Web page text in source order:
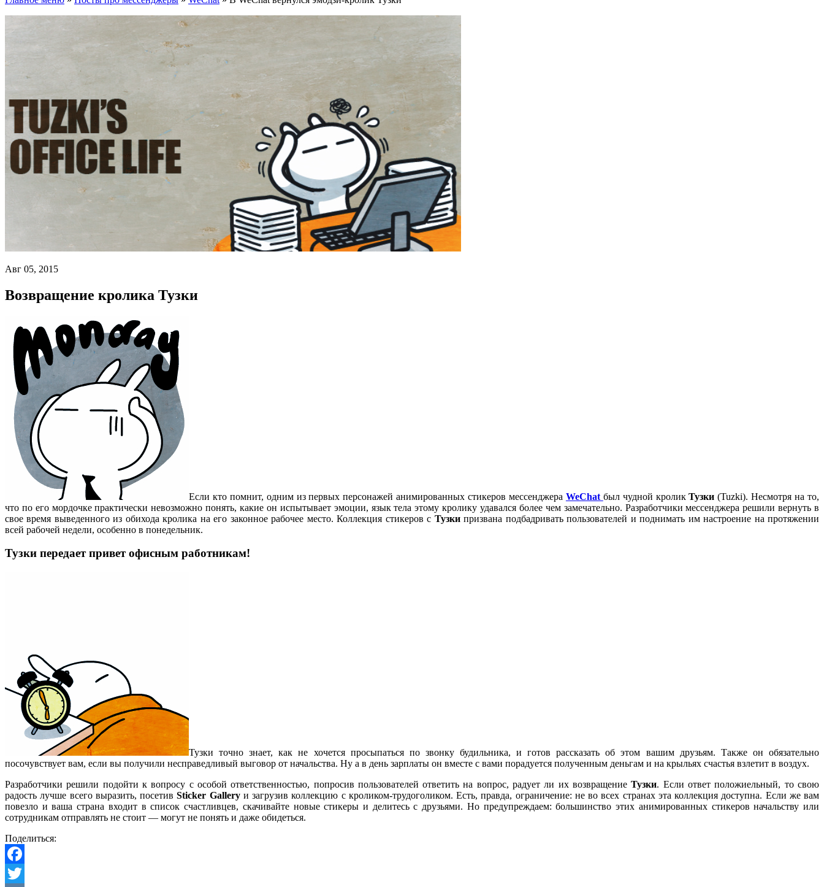
Авг 05, 2015
Возвращение кролика Тузки
Если кто помнит, одним из первых персонажей анимированных стикеров мессенджера WeChat был чудной кроликТузки (Tuzki). Несмотря на то,
что по его мордочке практически невозможно понять, какие он испытывает эмоции, язык тела этому кролику удавался более чем замечательно. Разработчики мессенджера решили вернуть в
свое время выведенного из обихода кролика на его законное рабочее место. Коллекция стикеров с Тузкипризвана подбадривать пользователей и поднимать им настроение на протяжении
всей рабочей недели, особенно в понедельник.
Тузки передает привет офисным работникам!
Тузки точно знает, как не хочется просыпаться по звонку будильника, и готов рассказать об этом вашим друзьям. Также он обязательно
посочувствует вам, если вы получили несправедливый выговор от начальства. Ну а в день зарплаты он вместе с вами порадуется полученным деньгам и на крыльях счастья взлетит в воздух.
Разработчики решили подойти к вопросу с особой ответственностью, попросив пользователей ответить на вопрос, радует ли их возвращениеТузки. Если ответ положиельный, то свою
радость лучше всего выразить, посетивSticker Galleryи загрузив коллекцию с кроликом-трудоголиком. Есть, правда, ограничение: не во всех странах эта коллекция доступна. Если же вам
повезло и ваша страна входит в список счастливцев, скачивайте новые стикеры и делитесь с друзьями. Но предупреждаем: большинство этих анимированных стикеров начальству или
сотрудникам отправлять не стоит — могут не понять и даже обидеться.
Поделиться:
Facebook